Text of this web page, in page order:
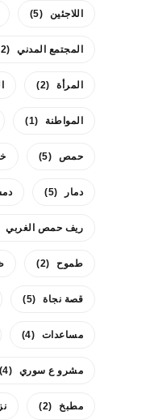
اللاجئين (5)
المجتمع المدني (2)
المرأة (2)
المواطنة (1)
حمص (5)
دمار (5)
ريف حمص الغربي
طموح (2)
قصة نجاة (5)
مساعدات (4)
مشرو ع سوري (4)
مطبخ (2)